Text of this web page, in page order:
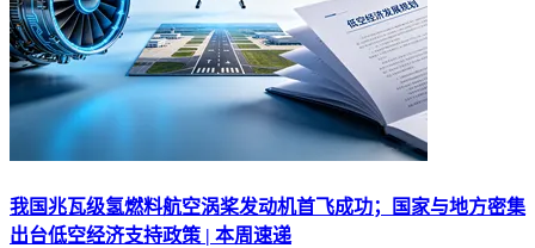
我国兆瓦级氢燃料航空涡桨发动机首飞成功；国家与地方密集
出台低空经济支持政策 | 本周速递